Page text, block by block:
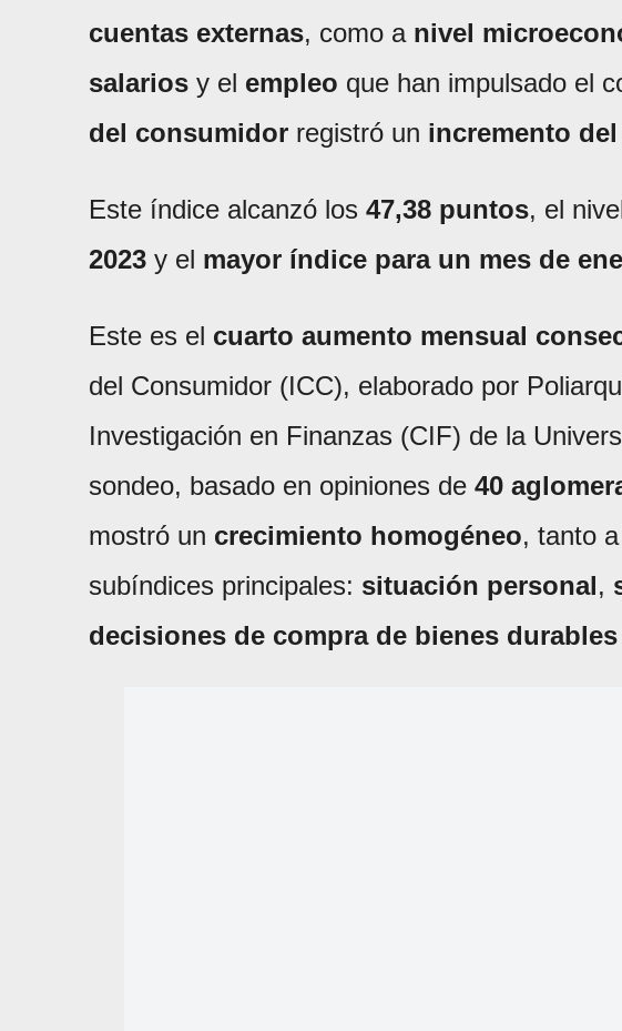
cuentas externas, como a nivel
salarios y el empleo que han impulsado el
del consumidor registró un incremento del
Este índice alcanzó los 47,38 puntos, el
2023 y el mayor índice para un mes de
Este es el cuarto aumento mensual
del Consumidor (ICC), elaborado por
Investigación en Finanzas (CIF) de la
sondeo, basado en opiniones de 40
mostró un crecimiento homogéneo, tanto
subíndices principales: situación personal,
decisiones de compra de bienes